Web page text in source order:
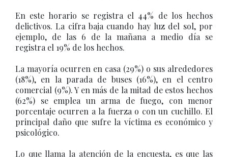
En este horario se registra el 44% de los hechos
delictivos. La cifra baja cuando hay luz del sol, por
ejemplo, de las 6 de la mañana a medio día se
registra el 19% de los hechos.
La mayoría ocurren en casa (29%) o sus alrededores
(18%), en la parada de buses (16%), en el centro
comercial (9%). Y en más de la mitad de estos hechos
(62%) se emplea un arma de fuego, con menor
porcentaje ocurren a la fuerza o con un cuchillo. El
principal daño que sufre la víctima es económico y
psicológico.
Lo que llama la atención de la encuesta, es que las